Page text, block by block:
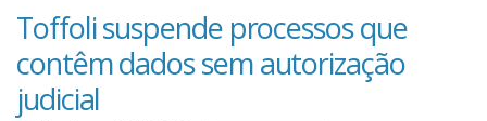
Anuncie
Toffoli suspende processos que
contêm dados sem autorização
judicial